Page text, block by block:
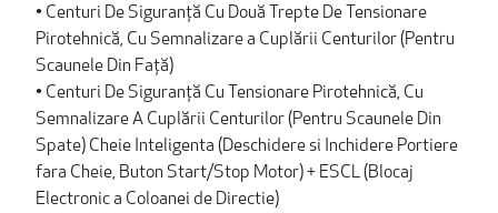
• Centuri De Siguranță Cu Două Trepte De Tensionare
Pirotehnică, Cu Semnalizare a Cuplării Centurilor (Pentru
Scaunele Din Față)
• Centuri De Siguranță Cu Tensionare Pirotehnică, Cu
Semnalizare A Cuplării Centurilor (Pentru Scaunele Din
Spate) Cheie Inteligenta (Deschidere si Inchidere Portiere
fara Cheie, Buton Start/Stop Motor) + ESCL (Blocaj
Electronic a Coloanei de Directie)